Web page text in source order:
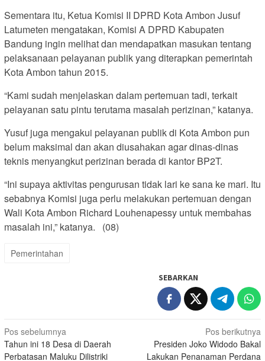
Sementara itu, Ketua Komisi II DPRD Kota Ambon Jusuf
Latumeten mengatakan, Komisi A DPRD Kabupaten
Bandung ingin melihat dan mendapatkan masukan tentang
pelaksanaan pelayanan publik yang diterapkan pemerintah
Kota Ambon tahun 2015.
“Kami sudah menjelaskan dalam pertemuan tadi, terkait
pelayanan satu pintu terutama masalah perizinan,” katanya.
Yusuf juga mengakui pelayanan publik di Kota Ambon pun
belum maksimal dan akan diusahakan agar dinas-dinas
teknis menyangkut perizinan berada di kantor BP2T.
“Ini supaya aktivitas pengurusan tidak lari ke sana ke mari. Itu
sebabnya Komisi juga perlu melakukan pertemuan dengan
Wali Kota Ambon Richard Louhenapessy untuk membahas
masalah ini,” katanya. (08)
Pemerintahan
SEBARKAN
Navigasi
pos
Pos sebelumnya
Tahun ini 18 Desa di Daerah
Perbatasan Maluku Dilistriki
Pos berikutnya
Presiden Joko Widodo Bakal
Lakukan Penanaman Perdana